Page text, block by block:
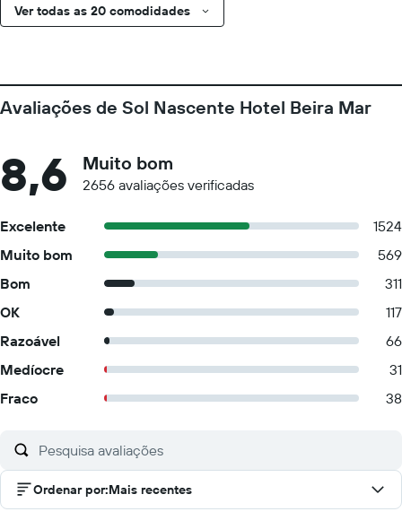
Ver todas as 20 comodidades
Avaliações de Sol Nascente Hotel Beira Mar
8,6 Muito bom
2656 avaliações verificadas
Excelente
1524
Muito bom
569
Bom
311
OK
117
Razoável
66
Medíocre
31
Fraco
38
Ordenar por:Mais recentes